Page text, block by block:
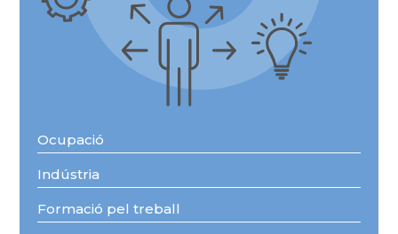
Ocupació
Indústria
Formació pel treball